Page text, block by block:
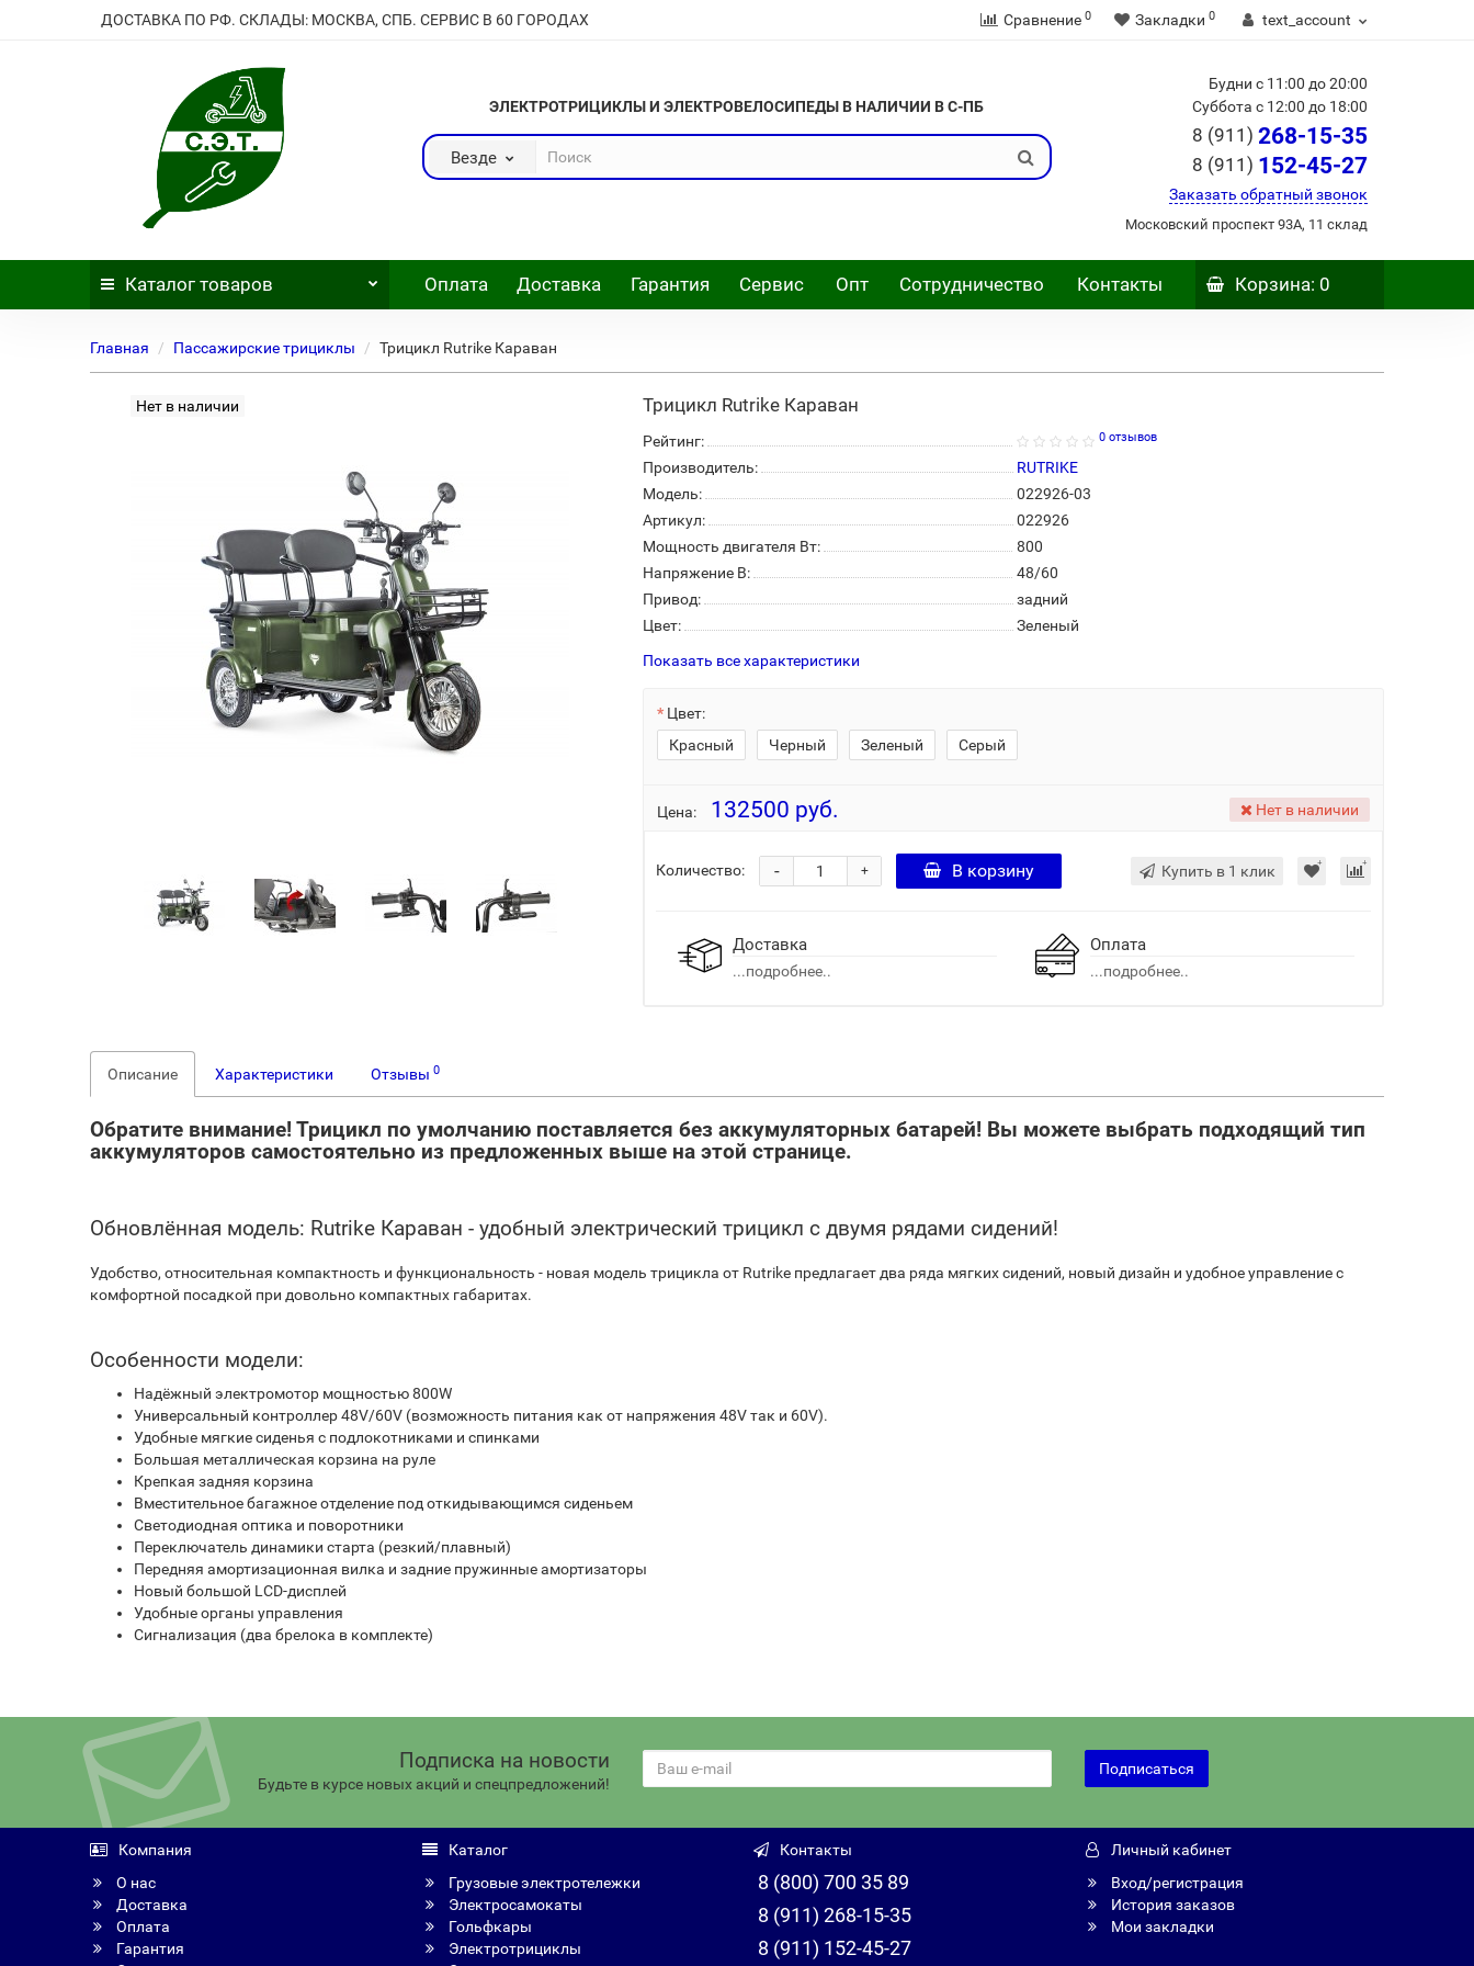
ДОСТАВКА ПО РФ. СКЛАДЫ: МОСКВА, СПБ. СЕРВИС В 60 ГОРОДАХ Сравнение 0 Закладки 0 text_account
ЭЛЕКТРОТРИЦИКЛЫ И ЭЛЕКТРОВЕЛОСИПЕДЫ В НАЛИЧИИ В С-ПБ
Везде
Будни с 11:00 до 20:00
Суббота с 12:00 до 18:00
8 (911) 268-15-35
8 (911) 152-45-27
Заказать обратный звонок
Московский проспект 93А, 11 склад
Каталог товаров Оплата Доставка Гарантия Сервис Опт Сотрудничество Контакты Корзина: 0
Главная Пассажирские трициклы Трицикл Rutrike Караван
Нет в наличии Трицикл Rutrike Караван
Рейтинг: 0 отзывов
Производитель:
RUTRIKE
Модель:
022926-03
Артикул:
022926
Мощность двигателя Вт:
800
Напряжение В:
48/60
Привод:
задний
Цвет:
Зеленый
Показать все характеристики
Цвет:
Красный
Черный Зеленый Серый
Цена: 132500 руб. Нет в наличии
Количество: +
- В корзину Купить в 1 клик
Доставка
...подробнее..
Оплата
...подробнее..
Описание Характеристики Отзывы0
Обратите внимание! Трицикл по умолчанию поставляется без аккумуляторных батарей! Вы можете выбрать подходящий тип
аккумуляторов самостоятельно из предложенных выше на этой странице.
Обновлённая модель: Rutrike Караван - удобный электрический трицикл с двумя рядами сидений!
Удобство, относительная компактность и функциональность - новая модель трицикла от Rutrike предлагает два ряда мягких сидений, новый дизайн и удобное управление с
комфортной посадкой при довольно компактных габаритах.
Особенности модели:
Надёжный электромотор мощностью 800W
Универсальный контроллер 48V/60V (возможность питания как от напряжения 48V так и 60V).
Удобные мягкие сиденья с подлокотниками и спинками
Большая металлическая корзина на руле
Крепкая задняя корзина
Вместительное багажное отделение под откидывающимся сиденьем
Светодиодная оптика и поворотники
Переключатель динамики старта (резкий/плавный)
Передняя амортизационная вилка и задние пружинные амортизаторы
Новый большой LCD-дисплей
Удобные органы управления
Сигнализация (два брелока в комплекте)
Подписка на новости
Будьте в курсе новых акций и спецпредложений!
Подписаться
Компания
О нас
Доставка
Оплата
Гарантия
Каталог
Грузовые электротележки
Электросамокаты
Гольфкары
Электротрициклы
Контакты
8 (800) 700 35 89
8 (911) 268-15-35
8 (911) 152-45-27
Личный кабинет
Вход/регистрация
История заказов
Мои закладки